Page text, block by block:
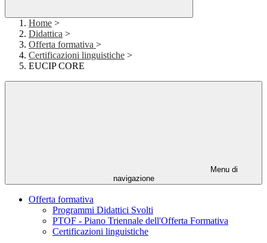
Home >
Didattica >
Offerta formativa >
Certificazioni linguistiche >
EUCIP CORE
Menu di
navigazione
Offerta formativa
Programmi Didattici Svolti
PTOF - Piano Triennale dell'Offerta Formativa
Certificazioni linguistiche